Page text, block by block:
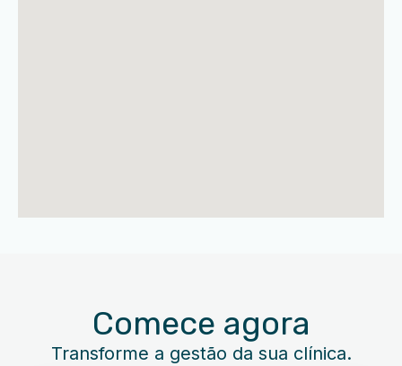
Comece agora
Transforme a gestão da sua clínica.